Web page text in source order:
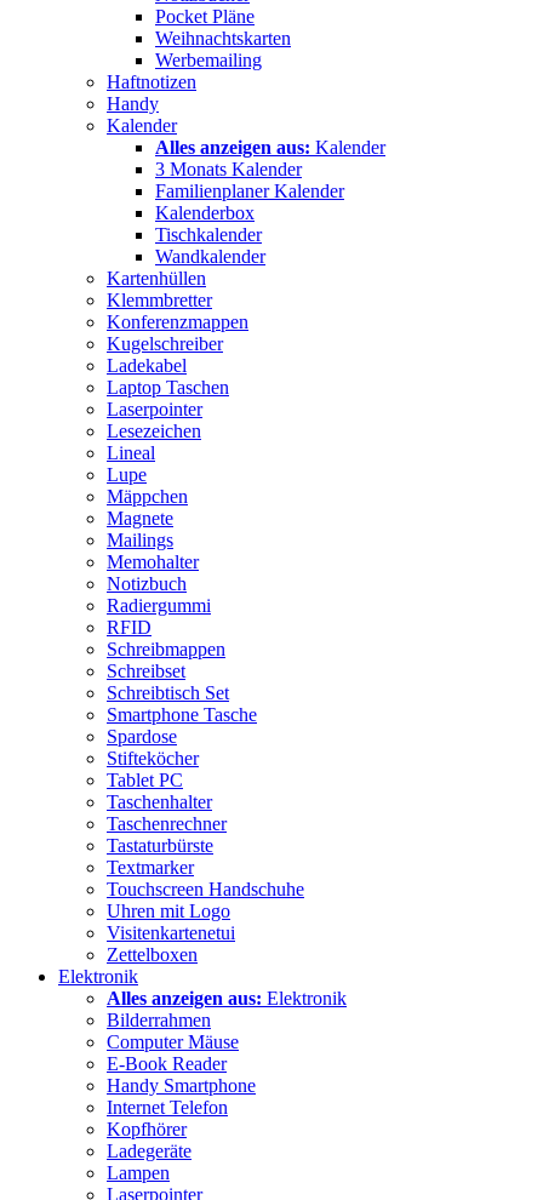
Pocket Pläne
Weihnachtskarten
Werbemailing
Haftnotizen
Handy
Kalender
Alles anzeigen aus: Kalender
3 Monats Kalender
Familienplaner Kalender
Kalenderbox
Tischkalender
Wandkalender
Kartenhüllen
Klemmbretter
Konferenzmappen
Kugelschreiber
Ladekabel
Laptop Taschen
Laserpointer
Lesezeichen
Lineal
Lupe
Mäppchen
Magnete
Mailings
Memohalter
Notizbuch
Radiergummi
RFID
Schreibmappen
Schreibset
Schreibtisch Set
Smartphone Tasche
Spardose
Stifteköcher
Tablet PC
Taschenhalter
Taschenrechner
Tastaturbürste
Textmarker
Touchscreen Handschuhe
Uhren mit Logo
Visitenkartenetui
Zettelboxen
Elektronik
Alles anzeigen aus: Elektronik
Bilderrahmen
Computer Mäuse
E-Book Reader
Handy Smartphone
Internet Telefon
Kopfhörer
Ladegeräte
Lampen
Laserpointer